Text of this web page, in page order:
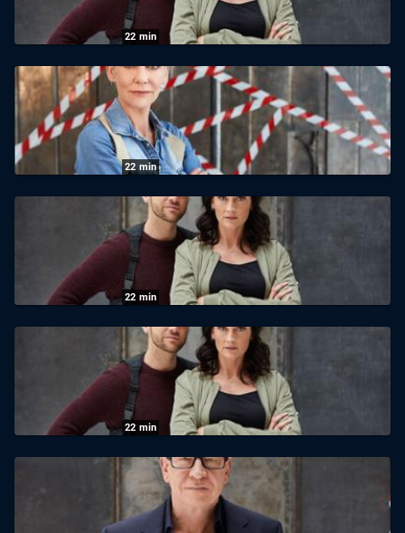
22 min
K11 - Die neuen Fälle: Staffel 1 Folge 9
Kommissar Bruno
25.11.2025 |Sat1
22 min
K11 - Die neuen Fälle: Staffel 2 Folge 12
Der Kinderhasser
25.11.2025| Sat1
22 min
K11 - Die neuen Fälle: Staffel 2 Folge 14
Die Mörder GmbH
25.11.2025| Sat1
22 min
K11 - Die neuen Fälle: Staffel 2 Folge 15
Der Eindringling
Sat1